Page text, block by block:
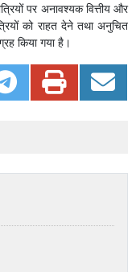
पर अनावश्यक वित्तीय और
को राहत देने तथा अनुचित
किया गया है।